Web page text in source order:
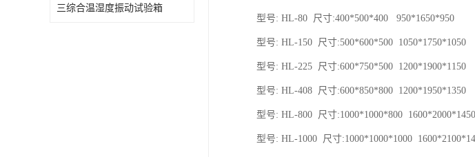
三综合温湿度振动试验箱
型号: HL-80 尺寸:400*500*400 950*1650*950
型号: HL-150 尺寸:500*600*500 1050*1750*1050
型号: HL-225 尺寸:600*750*500 1200*1900*1150
型号: HL-408 尺寸:600*850*800 1200*1950*1350
型号: HL-800 尺寸:1000*1000*800 1600*2000*1450
型号: HL-1000 尺寸:1000*1000*1000